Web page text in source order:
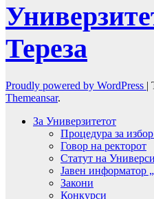
Тереза
Proudly powered by WordPress |
Themeansar.
За Универзитетот
Процедура за
Говор на ректорот
Статут на
Јавен информатор
Закони
Конкурси